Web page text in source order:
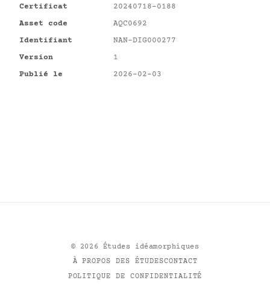
Certificat
20240718-0188
Asset code
AQC0692
Identifiant
NAN-DIG000277
Version
1
Publié le
2026-02-03
© 2026 Études idéamorphiques
À PROPOS DES ÉTUDESCONTACT
POLITIQUE DE CONFIDENTIALITÉ